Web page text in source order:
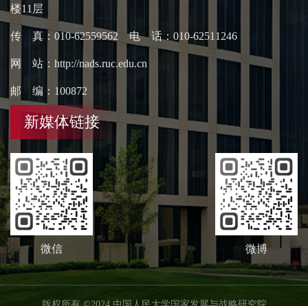
楼11层
传 真：010-62559562 电 话：010-62511246
网 站：http://nads.ruc.edu.cn
邮 编：100872
新媒体链接
微信 微博